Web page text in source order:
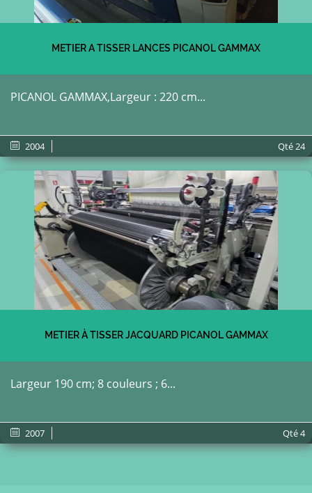
METIER A TISSER LANCES PICANOL GAMMAX
PICANOL GAMMAX,Largeur : 220 cm...
2004 Qté24
METIER À TISSER JACQUARD PICANOL GAMMAX
Largeur 190 cm; 8 couleurs ; 6...
2007 Qté4